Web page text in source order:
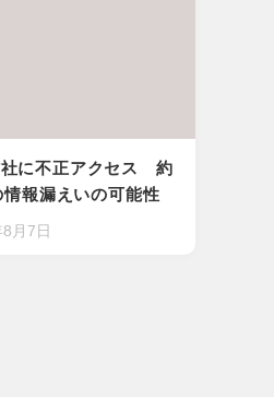
に不正アクセス 約
報漏えいの可能性
月7日